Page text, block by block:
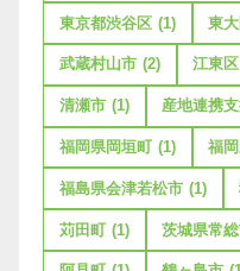
東京都渋谷区 (1) 東
武蔵村山市 (2) 江東区
清瀬市 (1) 産地連携
福岡県岡垣町 (1) 福
福島県会津若松市 (1)
苅田町 (1) 茨城県常